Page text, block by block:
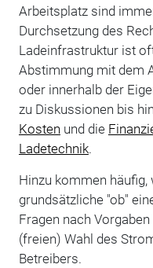
Arbeitsplatz sind
Durchsetzung des
Ladeinfrastruktur ist
Abstimmung mit dem
oder innerhalb der
zu Diskussionen bis
Kosten und die
Ladetechnik.
Hinzu kommen
grundsätzliche "ob"
Fragen nach
(freien) Wahl des
Betreibers.